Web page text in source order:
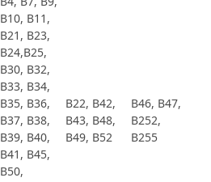
B10, B11,
B21, B23,
B24,B25,
B30, B32,
B33, B34,
B35, B36,
B37, B38,
B39, B40,
B41, B45,
B50,
B22, B42,
B43, B48,
B49, B52
B46, B47,
B252,
B255